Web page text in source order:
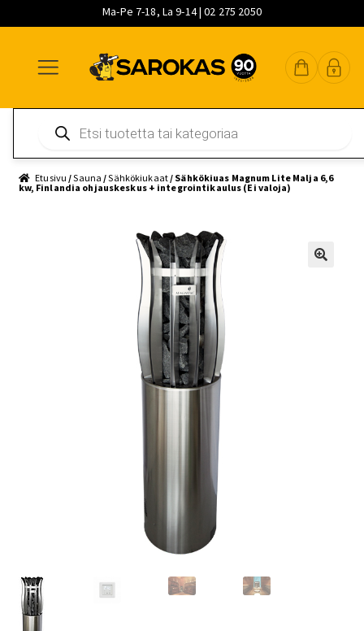
Ma-Pe 7-18, La 9-14 | 02 275 2050
navigointiin
sisältöön
pääsisältöön
search
Etusivu /Sauna /Sähkökiukaat/ Sähkökiuas Magnum Lite Malja 6,6
kw, Finlandia ohjauskeskus + integrointikaulus (Ei valoja)